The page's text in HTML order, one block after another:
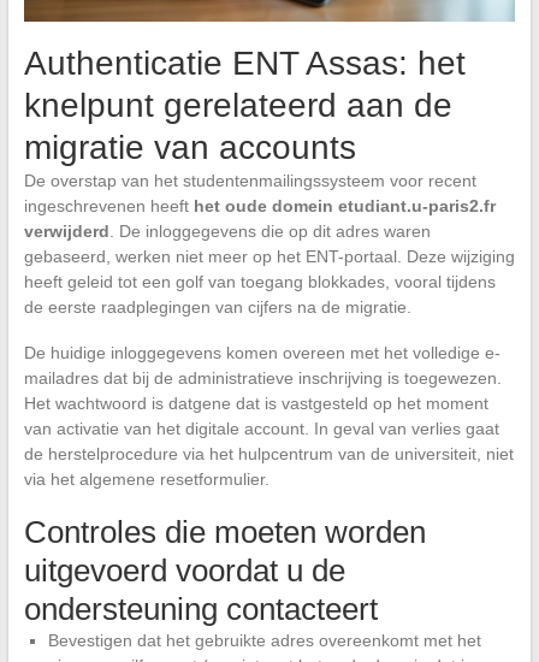
Authenticatie ENT Assas: het
knelpunt gerelateerd aan de
migratie van accounts
De overstap van het studentenmailingssysteem voor recent
ingeschrevenen heeft het oude domein etudiant.u-paris2.fr
verwijderd . De inloggegevens die op dit adres waren
gebaseerd, werken niet meer op het ENT-portaal. Deze wijziging
heeft geleid tot een golf van toegang blokkades, vooral tijdens
de eerste raadplegingen van cijfers na de migratie.
De huidige inloggegevens komen overeen met het volledige e-
mailadres dat bij de administratieve inschrijving is toegewezen.
Het wachtwoord is datgene dat is vastgesteld op het moment
van activatie van het digitale account. In geval van verlies gaat
de herstelprocedure via het hulpcentrum van de universiteit, niet
via het algemene resetformulier.
Controles die moeten worden
uitgevoerd voordat u de
ondersteuning contacteert
Bevestigen dat het gebruikte adres overeenkomt met het